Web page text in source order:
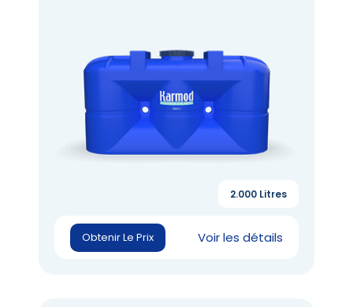
Obtenir Le Prix Voir les détails
2.000 Litres